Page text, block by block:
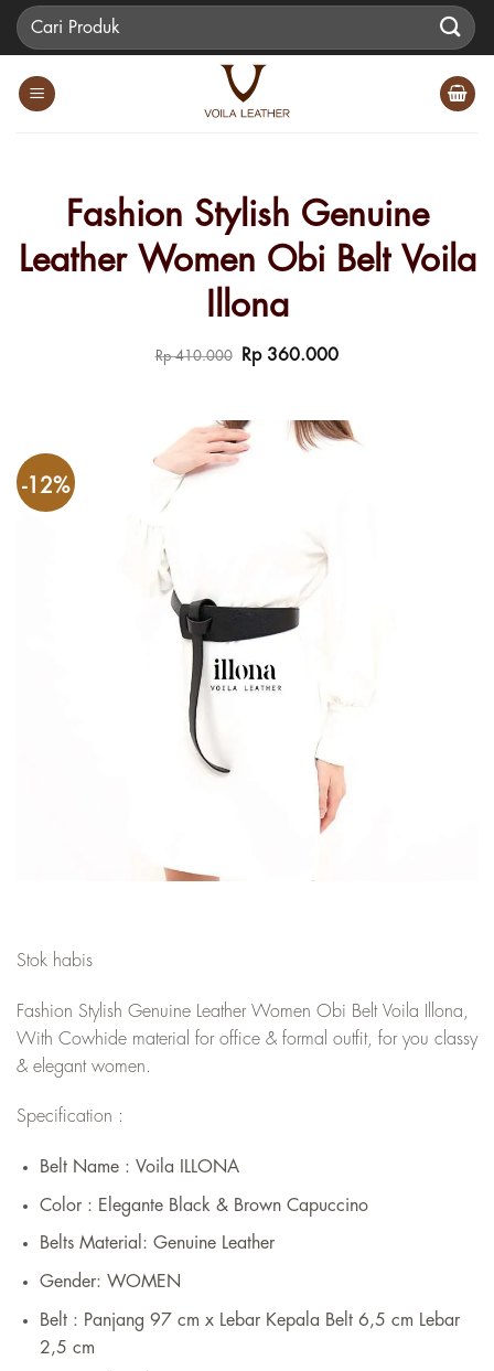
SkipPencarian
untuk:
Fashion Stylish Genuine
Leather Women Obi Belt Voila
Illona
Rp410.000
Harga
aslinya
Rp360.000Harga
Rp 360.000.
-12%
Stok habis
Fashion Stylish Genuine Leather Women Obi Belt Voila Illona,
With Cowhide material for office & formal outfit, for you classy
& elegant women.
Specification :
Belt Name : Voila ILLONA
Color : Elegante Black & Brown Capuccino
Belts Material: Genuine Leather
Gender: WOMEN
Belt : Panjang 97 cm x Lebar Kepala Belt 6,5 cm Lebar
2,5 cm